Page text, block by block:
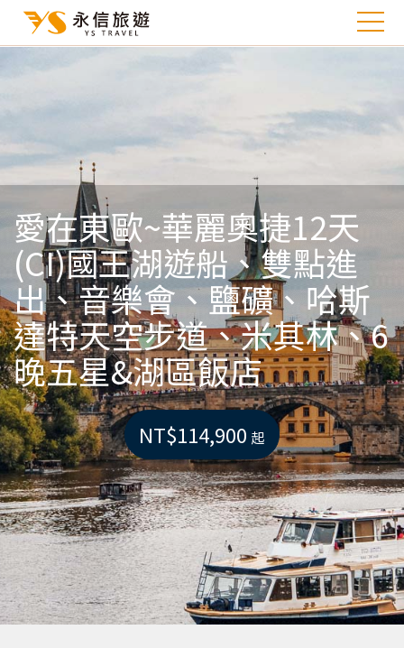
愛在東歐~華麗奧捷12天
(CI)國王湖遊船、雙點進
出、音樂會、鹽礦、哈斯
達特天空步道、米其林、6
晚五星&湖區飯店
NT$114,900 起